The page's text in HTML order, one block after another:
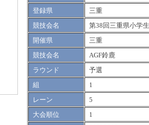
登録県
三重
競技会名
第38回三重県小学
開催県
三重
競技会名
AGF鈴鹿
ラウンド
予選
組
1
レーン
5
大会順位
1